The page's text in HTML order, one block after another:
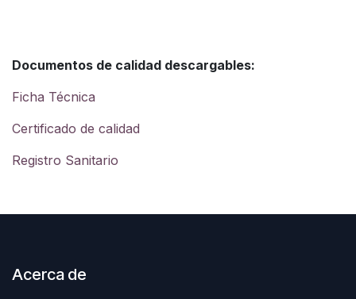
Documentos de calidad descargables:
Ficha Técnica
Certificado de calidad
Registro Sanitario
Acerca de